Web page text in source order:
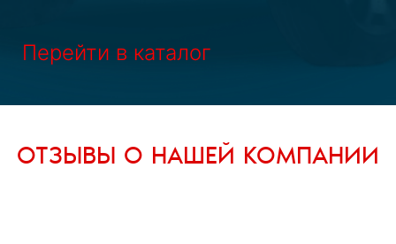
Перейти в каталог
ОТЗЫВЫ О НАШЕЙ КОМПАНИИ